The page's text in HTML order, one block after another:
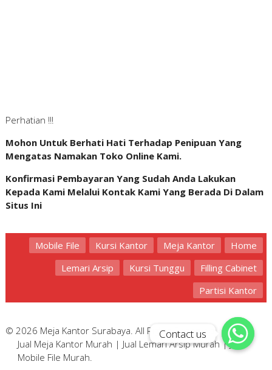
Perhatian !!!
Mohon Untuk Berhati Hati Terhadap Penipuan Yang
Mengatas Namakan Toko Online Kami.
Konfirmasi Pembayaran Yang Sudah Anda Lakukan
Kepada Kami Melalui Kontak Kami Yang Berada Di Dalam
Situs Ini
Home
Meja Kantor
Kursi Kantor
Mobile File
Filling Cabinet
Kursi Tunggu
Lemari Arsip
Partisi Kantor
© 2026 Meja Kantor Surabaya. All Rights Reserved.
Jual Meja Kantor Murah | Jual Lemari Arsip Murah |Jual
Mobile File Murah
Contact us
Contact us